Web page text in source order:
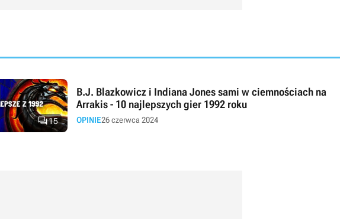
15
B.J. Blazkowicz i Indiana Jones sami w ciemnościach na
Arrakis - 10 najlepszych gier 1992 roku
OPINIE26 czerwca 2024